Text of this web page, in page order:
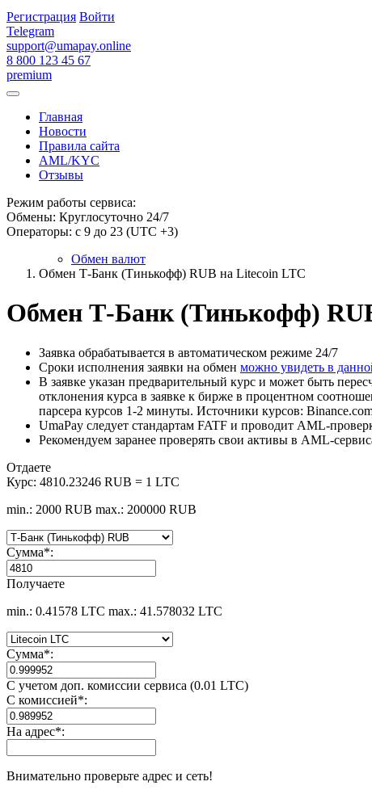
Регистрация Войти
Telegram
support@umapay.online
8 800 123 45 67
premium
Главная
Новости
Правила сайта
AML/KYC
Отзывы
Режим работы сервиса:
Обмены: Круглосуточно 24/7
Операторы: с 9 до 23 (UTC +3)
Обмен валют
Обмен Т-Банк (Тинькофф) RUB на Litecoin LTC
Обмен Т-Банк (Тинькофф)
Заявка обрабатывается в автоматическом режиме 24/7
Сроки исполнения заявки на обмен можно увидеть в
В заявке указан предварительный курс и может быть
отклонения курса в заявке к бирже в процентном
парсера курсов 1-2 минуты. Источники курсов:
UmaPay следует стандартам FATF и проводит AML-
Рекомендуем заранее проверять свои активы в AML-
Отдаете
Курс: 4810.23246 RUB = 1 LTC
min.: 2000 RUB max.: 200000 RUB
Сумма*:
Получаете
min.: 0.41578 LTC max.: 41.578032 LTC
Сумма*:
С учетом доп. комиссии сервиса (0.01 LTC)
С комиссией*:
На адрес*:
Внимательно проверьте адрес и сеть!